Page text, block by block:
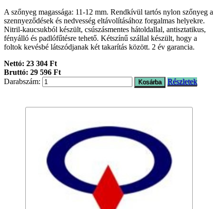
A szőnyeg magassága: 11-12 mm. Rendkívül tartós nylon szőnyeg a
szennyeződések és nedvesség eltávolításához forgalmas helyekre.
Nitril-kaucsukból készült, csúszásmentes hátoldallal, antisztatikus,
fényálló és padlófűtésre tehető. Kétszínű szállal készült, hogy a
foltok kevésbé látszódjanak két takarítás között. 2 év garancia.
Nettó: 23 304 Ft
Bruttó: 29 596 Ft
Darabszám:
Részletek